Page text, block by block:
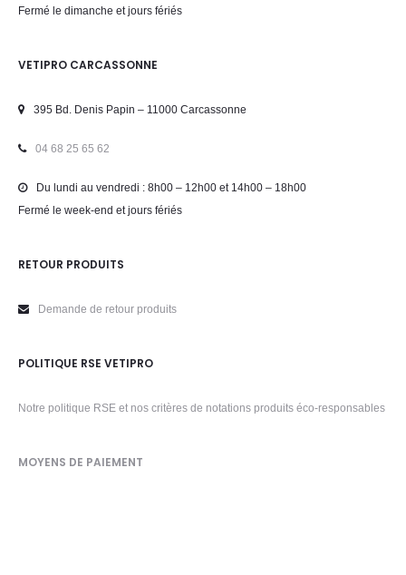
Fermé le dimanche et jours fériés
VETIPRO CARCASSONNE
395 Bd. Denis Papin – 11000 Carcassonne
04 68 25 65 62
Du lundi au vendredi : 8h00 – 12h00 et 14h00 – 18h00
Fermé le week-end et jours fériés
RETOUR PRODUITS
Demande de retour produits
POLITIQUE RSE VETIPRO
Notre politique RSE et nos critères de notations produits éco-responsables
MOYENS DE PAIEMENT